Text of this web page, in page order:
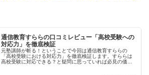
通信教育すららの口コミレビュー「高校受験への
対応力」を徹底検証
元塾講師が斬る！ということで今回は通信教育すららの
「高校受験における対応力」を徹底検証します。すららは
高校受験に対応できる？と疑問に思っていれば必見の価値